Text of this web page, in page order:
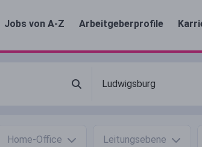
Jobs von A-Z Arbeitgeberprofile
Home-Office Leitungsebene